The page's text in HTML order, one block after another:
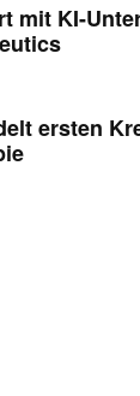
mit KI-
ersten